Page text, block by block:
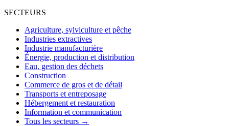
SECTEURS
Agriculture, sylviculture et pêche
Industries extractives
Industrie manufacturière
Énergie, production et distribution
Eau, gestion des déchets
Construction
Commerce de gros et de détail
Transports et entreposage
Hébergement et restauration
Information et communication
Tous les secteurs →